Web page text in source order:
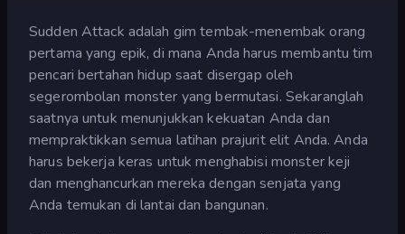
Sudden Attack adalah gim tembak-menembak orang
pertama yang epik, di mana Anda harus membantu tim
pencari bertahan hidup saat disergap oleh
segerombolan monster yang bermutasi. Sekaranglah
saatnya untuk menunjukkan kekuatan Anda dan
mempraktikkan semua latihan prajurit elit Anda. Anda
harus bekerja keras untuk menghabisi monster keji
dan menghancurkan mereka dengan senjata yang
Anda temukan di lantai dan bangunan.